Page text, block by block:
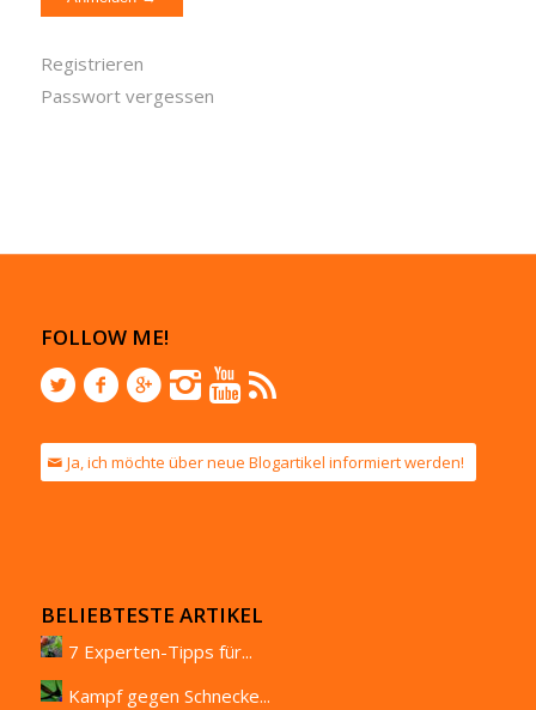
Registrieren
Passwort vergessen
FOLLOW ME!
Ja, ich möchte über neue Blogartikel informiert werden!
BELIEBTESTE ARTIKEL
7 Experten-Tipps für...
Kampf gegen Schnecke...